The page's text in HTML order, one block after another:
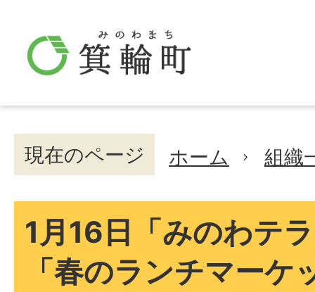
現在のページ ホーム 組織
1月16日「みのわテ
「春のランチマーケ